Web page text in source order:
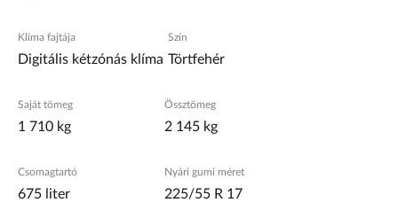
Klíma fajtája
Digitális kétzónás klíma
Szín
Törtfehér
Saját tömeg
1 710 kg
Össztömeg
2 145 kg
Csomagtartó
675 liter
Nyári gumi méret
225/55 R 17